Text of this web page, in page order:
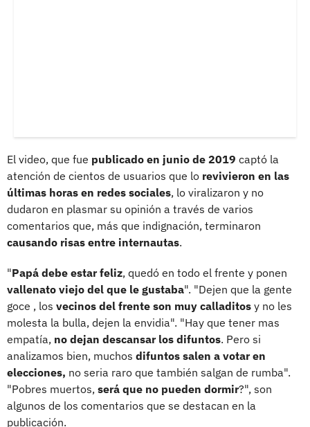
El video, que fue publicado en junio de 2019 captó la
atención de cientos de usuarios que lo revivieron en las
últimas horas en redes sociales, lo viralizaron y no
dudaron en plasmar su opinión a través de varios
comentarios que, más que indignación, terminaron
causando risas entre internautas.
"Papá debe estar feliz, quedó en todo el frente y ponen
vallenato viejo del que le gustaba". "Dejen que la gente
goce , los vecinos del frente son muy calladitos y no les
molesta la bulla, dejen la envidia". "Hay que tener mas
empatía, no dejan descansar los difuntos. Pero si
analizamos bien, muchos difuntos salen a votar en
elecciones, no seria raro que también salgan de rumba".
"Pobres muertos, será que no pueden dormir?", son
algunos de los comentarios que se destacan en la
publicación.